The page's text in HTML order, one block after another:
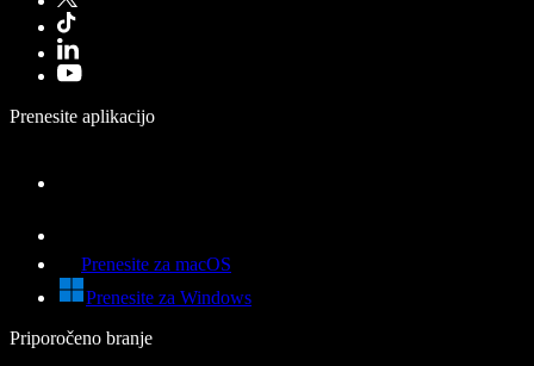
Prenesite aplikacijo
Prenesite za macOS
Prenesite za Windows
Priporočeno branje